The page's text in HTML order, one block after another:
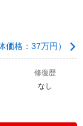
価格：37万円）
修復歴
なし